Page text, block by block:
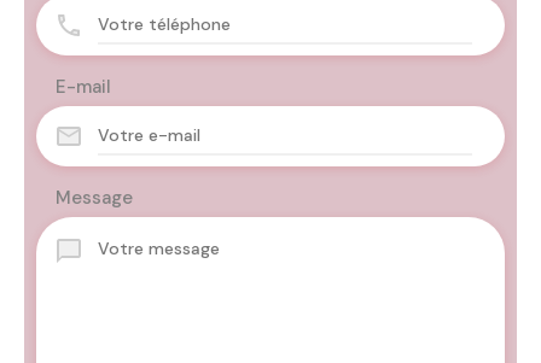
E-mail
Message